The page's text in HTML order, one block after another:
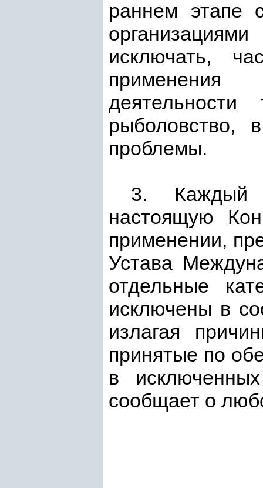
раннем этапе
исключать,
применения
рыболовство,
проблемы.
3. Каждый
настоящую
применении,
Устава
отдельные
исключены в
излагая
принятые по
в
сообщает о